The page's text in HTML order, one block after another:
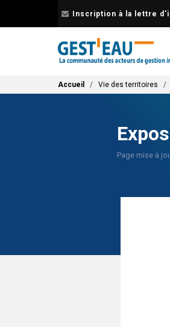
Inscription à la lettre
Fil d'Ariane
Accueil Vie des territoires
Page mise à